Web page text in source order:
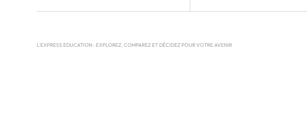
L'EXPRESS EDUCATION : EXPLOREZ, COMPAREZ ET DÉCIDEZ POUR VOTRE AVENIR